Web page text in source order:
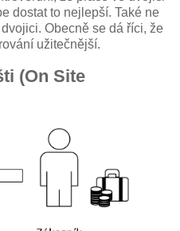
dostat to nejlepší. Také ne
Obecně se dá říci, že
užitečnější.
(On Site